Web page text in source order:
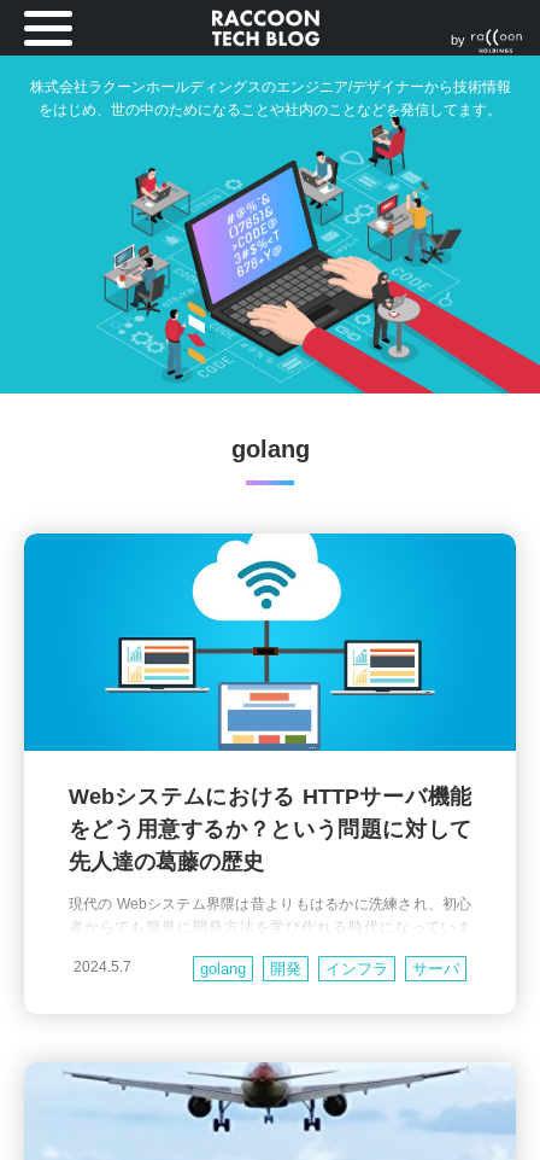
株式会社ラクーンホールディングスのエンジニア/デザイナーから技術情報
をはじめ、世の中のためになることや社内のことなどを発信してます。
by
golang
Webシステムにおける HTTPサーバ機能
をどう用意するか？という問題に対して
先人達の葛藤の歴史
現代の Webシステム界隈は昔よりもはるかに洗練され、初心
者からでも簡単に開発方法を学び作れる時代になっていま
ess、uWSGI などが何のために存在しているのかが分かりに
2024.5.7 開発 インフラ サーバ
golang